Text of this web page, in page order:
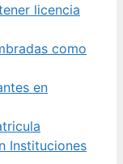
licencia
como
en
Instituciones